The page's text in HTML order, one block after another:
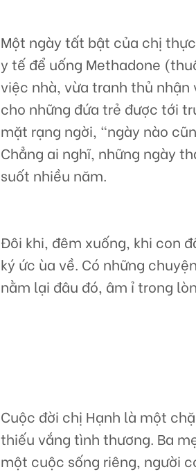
Một ngày tất bật của chị
y tế để uống Methadone
việc nhà, vừa tranh thủ
cho những đứa trẻ được tới
mặt rạng ngời, “ngày nào
Chẳng ai nghĩ, những ngày
suốt nhiều năm.
Đôi khi, đêm xuống, khi con
ký ức ùa về. Có những
nằm lại đâu đó, âm ỉ trong
Cuộc đời chị Hạnh là một
thiếu vắng tình thương. Ba
một cuộc sống riêng, người